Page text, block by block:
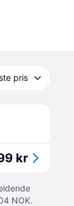
pris
kr
NOK.